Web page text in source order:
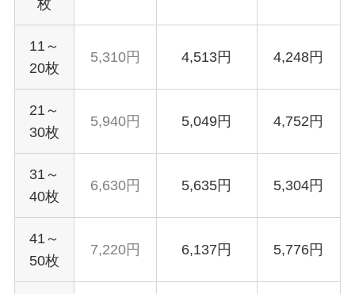
枚
11～
20枚
5,310円 4,513円 4,248円
21～
30枚
5,940円 5,049円 4,752円
31～
40枚
6,630円 5,635円 5,304円
41～
50枚
7,220円 6,137円 5,776円